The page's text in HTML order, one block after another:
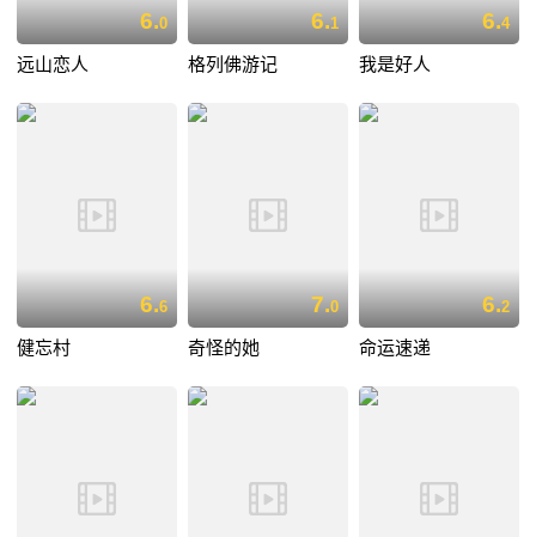
6.0
远山恋人
6.1
格列佛游记
6.4
我是好人
6.6
健忘村
7.0
奇怪的她
6.2
命运速递